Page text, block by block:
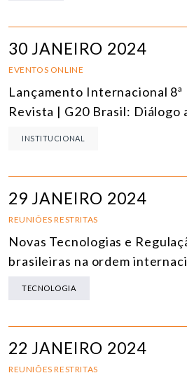
30 JANEIRO 2024
EVENTOS ONLINE
Lançamento Internacional 8ª
Revista | G20 Brasil: Diálogo
INSTITUCIONAL
29 JANEIRO 2024
REUNIÕES RESTRITAS
Novas Tecnologias e
brasileiras na ordem
TECNOLOGIA
22 JANEIRO 2024
REUNIÕES RESTRITAS